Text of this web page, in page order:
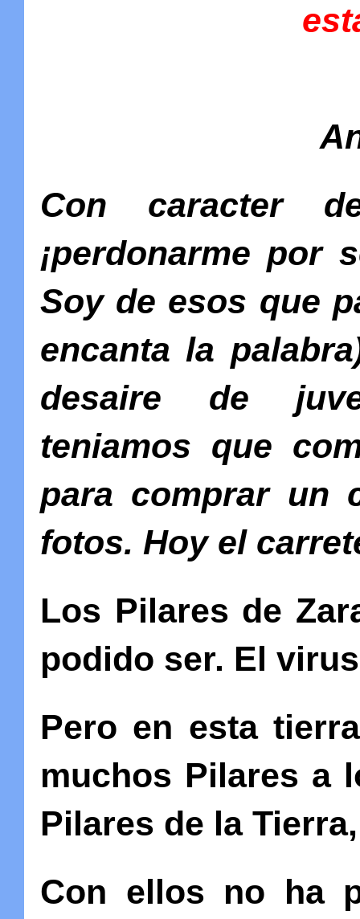
Con caracter
¡perdonarme por
Soy de esos que
encanta la
desaire de
teniamos que
para comprar un
fotos. Hoy el
Los Pilares de
podido ser. El
Pero en esta
muchos Pilares a
Pilares de la
Con ellos no ha